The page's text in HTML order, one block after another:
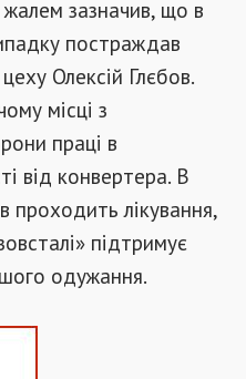
зазначив, що в
постраждав
Олексій Глєбов.
місці з
праці в
від конвертера. В
проходить лікування,
підтримує
одужання.